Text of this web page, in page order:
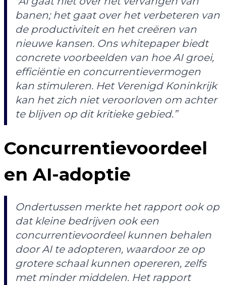
banen; het gaat over het verbeteren van
de productiviteit en het creëren van
nieuwe kansen. Ons whitepaper biedt
concrete voorbeelden van hoe AI groei,
efficiëntie en concurrentievermogen
kan stimuleren. Het Verenigd Koninkrijk
kan het zich niet veroorloven om achter
te blijven op dit kritieke gebied.”
Concurrentievoordeel
en AI-adoptie
Ondertussen merkte het rapport ook op
dat kleine bedrijven ook een
concurrentievoordeel kunnen behalen
door AI te adopteren, waardoor ze op
grotere schaal kunnen opereren, zelfs
met minder middelen. Het rapport